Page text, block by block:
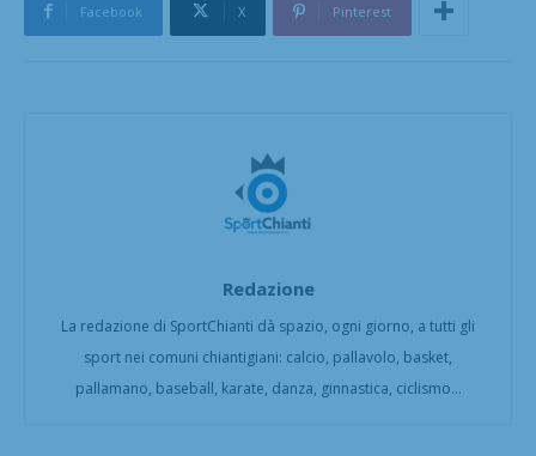
Facebook X Pinterest
Redazione
La redazione di SportChianti dà spazio, ogni giorno, a tutti gli
sport nei comuni chiantigiani: calcio, pallavolo, basket,
pallamano, baseball, karate, danza, ginnastica, ciclismo...